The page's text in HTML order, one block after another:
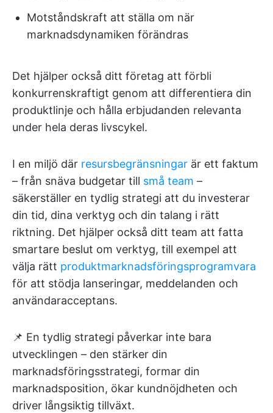
Motståndskraft att ställa om när
marknadsdynamiken förändras
Det hjälper också ditt företag att förbli
konkurrenskraftigt genom att differentiera din
produktlinje och hålla erbjudanden relevanta
under hela deras livscykel.
I en miljö där resursbegränsningar är ett faktum
– från snäva budgetar till små team –
säkerställer en tydlig strategi att du investerar
din tid, dina verktyg och din talang i rätt
riktning. Det hjälper också ditt team att fatta
smartare beslut om verktyg, till exempel att
välja rätt produktmarknadsföringsprogramvara
för att stödja lanseringar, meddelanden och
användaracceptans.
📌 En tydlig strategi påverkar inte bara
utvecklingen – den stärker din
marknadsföringsstrategi, formar din
marknadsposition, ökar kundnöjdheten och
driver långsiktig tillväxt.